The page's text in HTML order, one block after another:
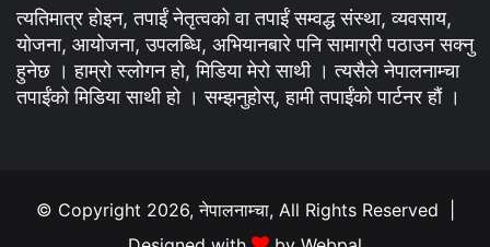
त्यतिमात्र होइन, तपाईं नेतृत्वको वा तपाईं सम्वद्ध संस्था, व्यवसाय,
योजना, आयोजना, उपलब्धि, अभियानबारे पनि सामाग्री पठाउन सक्नु
हुनेछ । हाम्रो स्लोगन हो, मिडिया मेरो साथी । त्यसैले नेपालनाम्चा
तपाईंको मिडिया साथी हो । सम्झनुहोस्, हामी तपाईंको पार्टनर हौं ।
© Copyright 2026, नेपालनाम्चा, All Rights Reserved |